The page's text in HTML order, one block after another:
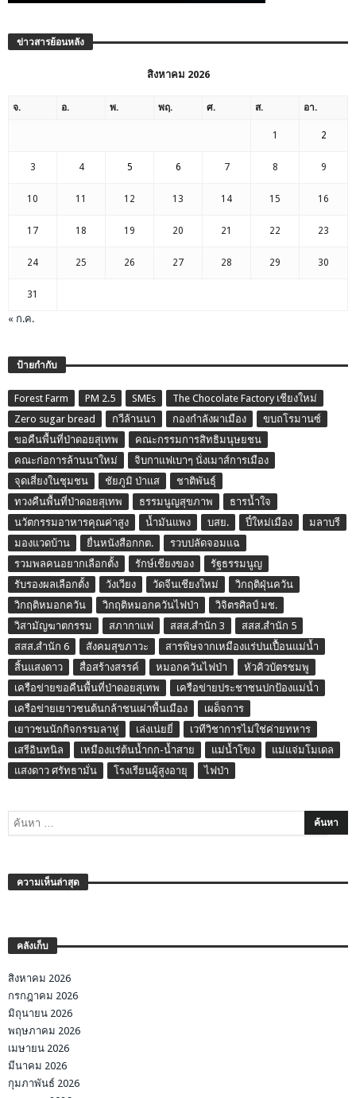
ข่าวสารย้อนหลัง
สิงหาคม 2026
จ. อ. พ. พฤ. ศ. ส. อา.
1 2
3 4 5 6 7 8 9
10 11 12 13 14 15 16
17 18 19 20 21 22 23
24 25 26 27 28 29 30
31
« ก.ค.
ป้ายกำกับ
Forest Farm PM 2.5 SMEs
The Chocolate Factory เชียงใหม่
Zero sugar bread
กวีล้านนา กองกำลังผาเมือง
ขบถโรมานซ์
ขอคืนพื้นที่ป่าดอยสุเทพ
คณะกรรมการสิทธิมนุษยชน
คณะก่อการล้านนาใหม่
จิบกาแฟเบาๆ นั่งเมาส์การเมือง
จุดเสี่ยงในชุมชน
ชัยภูมิ ป่าแส
ชาติพันธุ์
ทวงคืนพื้นที่ป่าดอยสุเทพ
ธรรมนูญสุขภาพ
ธารน้ำใจ
นวัตกรรมอาหารคุณค่าสูง
น้ำมันแพง บสย. ปี๋ใหม่เมือง
มลาบรี
มองแวดบ้าน
ยื่นหนังสือกกต.
รวบปลัดจอมแฉ
รวมพลคนอยากเลือกตั้ง
รักษ์เชียงของ
รัฐธรรมนูญ
รับรองผลเลือกตั้ง
วังเวียง วัดจีนเชียงใหม่
วิกฤติฝุ่นควัน
วิกฤติหมอกควัน
วิกฤติหมอกควันไฟป่า
วิจิตรศิลป์ มช.
วิสามัญฆาตกรรม
สภากาแฟ สสส.สำนัก 3
สสส.สำนัก 5
สสส.สำนัก 6
สังคมสุขภาวะ
สารพิษจากเหมืองแร่ปนเปื้อนแม่น้ำ
สิ้นแสงดาว
สื่อสร้างสรรค์ หมอกควันไฟป่า
หัวคิวบัตรชมพู
เครือข่ายขอคืนพื้นที่ป่าดอยสุเทพ
เครือข่ายประชาชนปกป้องแม่น้ำ
เครือข่ายเยาวชนต้นกล้าชนเผ่าพื้นเมือง
เผด็จการ
เยาวชนนักกิจกรรมลาหู่
เล่งเน่ยยี่
เวทีวิชาการไม่ใช่ค่ายทหาร
เสรีอินทนิล
เหมืองแร่ต้นน้ำกก-น้ำสาย แม่น้ำโขง
แม่แจ่มโมเดล
แสงดาว ศรัทธามั่น
โรงเรียนผู้สูงอายุ ไฟป่า
ความเห็นล่าสุด
คลังเก็บ
สิงหาคม 2026
กรกฎาคม 2026
มิถุนายน 2026
พฤษภาคม 2026
เมษายน 2026
มีนาคม 2026
กุมภาพันธ์ 2026